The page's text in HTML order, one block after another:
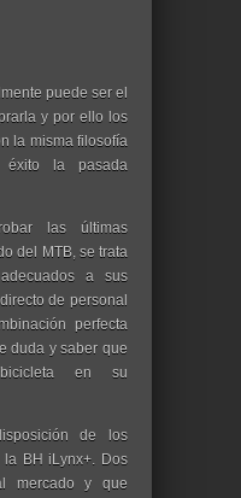
puede ser el
y por ello los
la misma filosofía
la pasada
las últimas
del MTB, se trata
a sus
de personal
perfecta
duda y saber que
en su
de los
BH iLynx+. Dos
mercado y que